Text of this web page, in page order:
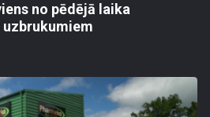
no pēdējā laika
uzbrukumiem